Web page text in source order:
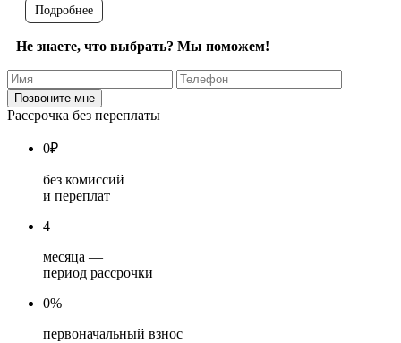
Подробнее
Не знаете, что выбрать? Мы поможем!
Рассрочка без переплаты
0₽
без комиссий
и переплат
4
месяца —
период рассрочки
0%
первоначальный взнос